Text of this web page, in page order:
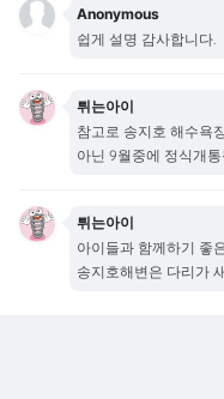
Anonymous
쉽게 설명 감사합니다.
튀는아이
참고로 송지호 해수욕
아닌 9월중에 정식개통
튀는아이
아이들과 함께하기 좋
송지호해변은 다리가 새